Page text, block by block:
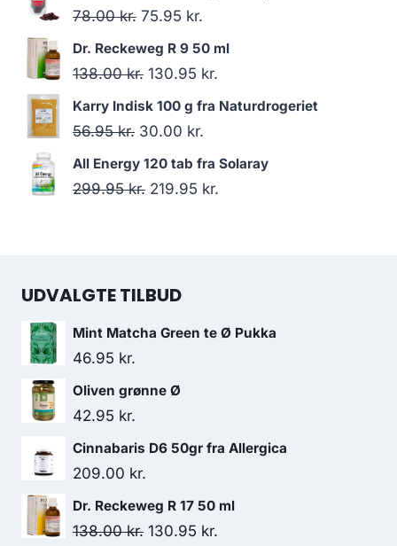
pris
54.95 kr..43.95 kr..
78.00kr. Den
oprindelige
pris
78.00 kr..
75.95 kr.
aktuelle
pris
Dr. Reckeweg R 9 50 ml
138.00kr. Den
oprindelige
pris
138.00 kr..
130.95 kr.
aktuelle
Karry Indisk 100 g fra Naturdrogeriet
56.95kr. Den
oprindelige
pris
30.00 kr.
aktuelle
pris
All Energy 120 tab fra Solaray
299.95kr. Den
299.95 kr..
219.95 kr.
UDVALGTE TILBUD
Mint Matcha Green te Ø Pukka
46.95 kr.
Oliven grønne Ø
42.95 kr.
Cinnabaris D6 50gr fra Allergica
209.00 kr.
Dr. Reckeweg R 17 50 ml
138.00kr. Den
130.95 kr.